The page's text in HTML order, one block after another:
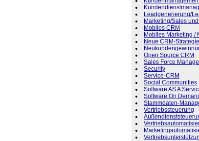
Leadgenerierung/
Marketing/Sales
Mobiles CRM
Mobiles Marketing /
Neue CRM-
Open Source CRM
Sales Force
Security
Service-CRM
Social Communities
Software AS A
Software On
Stammdaten-
Vertriebssteuerung